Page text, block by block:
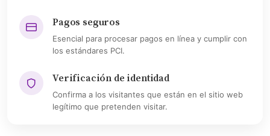
Pagos seguros
Esencial para procesar pagos en línea y cumplir con
los estándares PCI.
Verificación de identidad
Confirma a los visitantes que están en el sitio web
legítimo que pretenden visitar.